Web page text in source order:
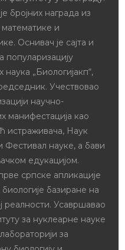
бројних награда из
математике и
Оснивач је сајта и
популаризацију
„Биологијакп“,
Учествовао
научно-
манифестација као
истраживача, Наук
Фестивал науке, а бави
едукацијом.
српске апликације
биологије базиране на
реалности. Усавршавао
за нуклеарне науке
за